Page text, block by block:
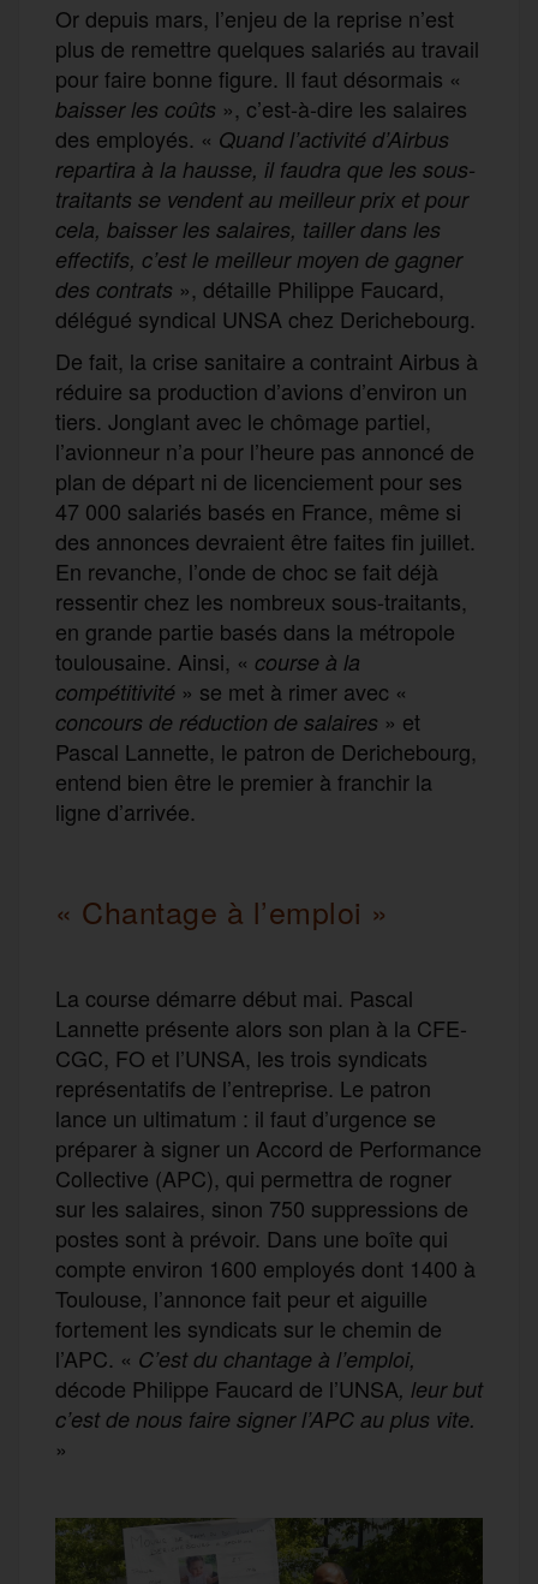
Or depuis mars, l’enjeu de la reprise n’est
plus de remettre quelques salariés au travail
pour faire bonne figure. Il faut désormais «
baisser les coûts », c’est-à-dire les salaires
des employés. « Quand l’activité d’Airbus
repartira à la hausse, il faudra que les sous-
traitants se vendent au meilleur prix et pour
cela, baisser les salaires, tailler dans les
effectifs, c’est le meilleur moyen de gagner
des contrats », détaille Philippe Faucard,
délégué syndical UNSA chez Derichebourg.
De fait, la crise sanitaire a contraint Airbus à
réduire sa production d’avions d’environ un
tiers. Jonglant avec le chômage partiel,
l’avionneur n’a pour l’heure pas annoncé de
plan de départ ni de licenciement pour ses
47 000 salariés basés en France, même si
des annonces devraient être faites fin juillet.
En revanche, l’onde de choc se fait déjà
ressentir chez les nombreux sous-traitants,
en grande partie basés dans la métropole
toulousaine. Ainsi, « course à la
compétitivité » se met à rimer avec «
concours de réduction de salaires » et
Pascal Lannette, le patron de Derichebourg,
entend bien être le premier à franchir la
ligne d’arrivée.
« Chantage à l’emploi »
La course démarre début mai. Pascal
Lannette présente alors son plan à la CFE-
CGC, FO et l’UNSA, les trois syndicats
représentatifs de l’entreprise. Le patron
lance un ultimatum : il faut d’urgence se
préparer à signer un Accord de Performance
Collective (APC), qui permettra de rogner
sur les salaires, sinon 750 suppressions de
postes sont à prévoir. Dans une boîte qui
compte environ 1600 employés dont 1400 à
Toulouse, l’annonce fait peur et aiguille
fortement les syndicats sur le chemin de
l’APC. « C’est du chantage à l’emploi,
décode Philippe Faucard de l’UNSA, leur but
c’est de nous faire signer l’APC au plus vite.
»